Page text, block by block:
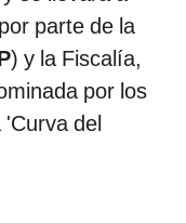
parte de la
) y la Fiscalía,
por los
'Curva del